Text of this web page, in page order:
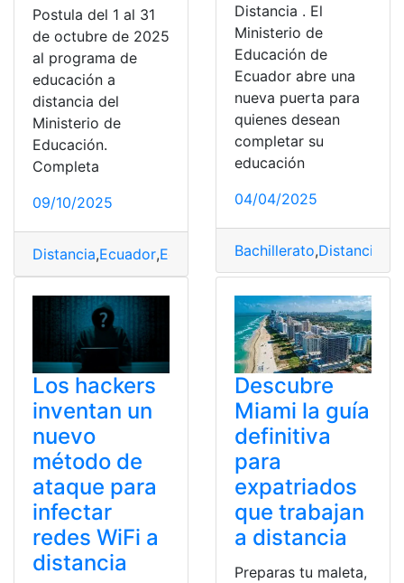
Postula del 1 al 31
de octubre de 2025
al programa de
educación a
distancia del
Ministerio de
Educación.
Completa
09/10/2025
Distancia,Ecuador,Educación educación a distancia
Distancia . El
Ministerio de
Educación de
Ecuador abre una
nueva puerta para
quienes desean
completar su
educación
04/04/2025
Bachillerato,Distancia
Los hackers
inventan un
nuevo
método de
ataque para
infectar
redes WiFi a
distancia
Descubre
Miami la guía
definitiva
para
expatriados
que trabajan
a distancia
Preparas tu maleta,